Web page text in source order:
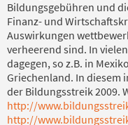
Bildungsgebühren und
Finanz- und
Auswirkungen
verheerend sind. In
dagegen, so z.B. in
Griechenland. In diesem
der Bildungsstreik 2009.
http://
http://